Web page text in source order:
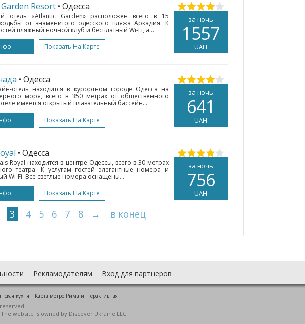
за ночь
1557
UAH
Resort • Одесса
отель «Atlantic Garden» расположен всего в 15
от знаменитого одесского пляжа Аркадия. К
пляжный ночной клуб и бесплатный Wi-Fi, а...
Показать На Карте
за ночь
641
UAH
• Одесса
отель находится в курортном городе Одесса на
моря, всего в 350 метрах от общественного
имеется открытый плавательный бассейн...
Показать На Карте
за ночь
756
UAH
• Одесса
Royal находится в центре Одессы, всего в 30 метрах
театра. К услугам гостей элегантные номера и
Wi-Fi. Все светлые номера оснащены...
Показать На Карте
3 4 5 6 7 8 → в конец
Рекламодателям Вход для партнеров
кухня | Карта метро Рима интерактивная
website is owned by Discover Ukraine LLC.